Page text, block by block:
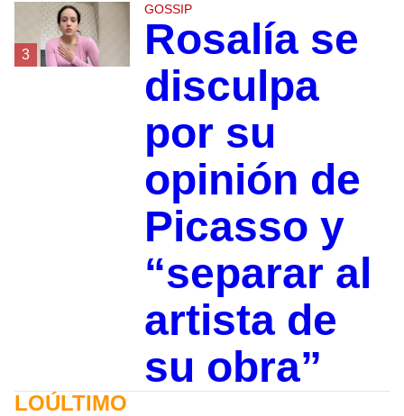
3
GOSSIP
Rosalía se
disculpa
por su
opinión de
Picasso y
“separar al
artista de
su obra”
LOÚLTIMO